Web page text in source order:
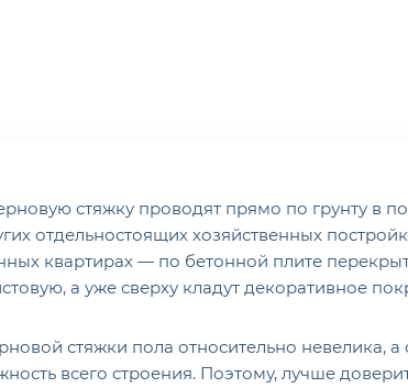
стяжку проводят прямо по грунту в
отдельностоящих хозяйственных
квартирах — по бетонной плите
а уже сверху кладут декоративное
стяжки пола относительно невелика,
всего строения. Поэтому, лучше